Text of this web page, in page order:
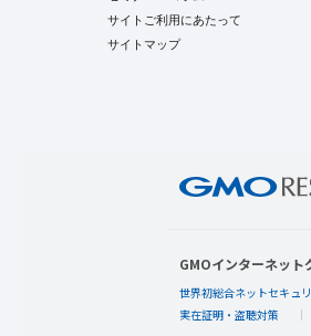
サイトご利用にあたって
サイトマップ
GMOインターネット
世界初総合ネットセキュ
実在証明・盗聴対策